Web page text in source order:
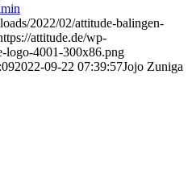
2022/02/attitude-balingen-
attitude.de/wp-
logo-4001-300x86.png
2022-09-22 07:39:57Jojo Zuniga